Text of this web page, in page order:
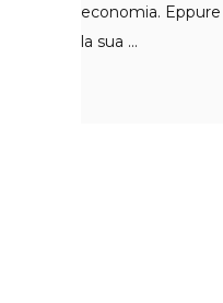
economia.
la sua